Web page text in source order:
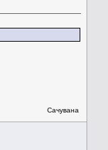
Сачувана